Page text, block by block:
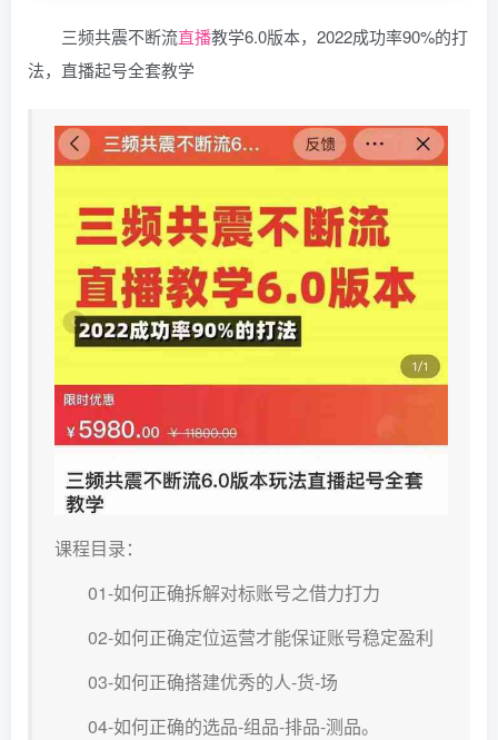
三频共震不断流直播教学6.0版本，2022成功率90%的打
法，直播起号全套教学
课程目录：
01-如何正确拆解对标账号之借力打力
02-如何正确定位运营才能保证账号稳定盈利
03-如何正确搭建优秀的人-货-场
04-如何正确的选品-组品-排品-测品。